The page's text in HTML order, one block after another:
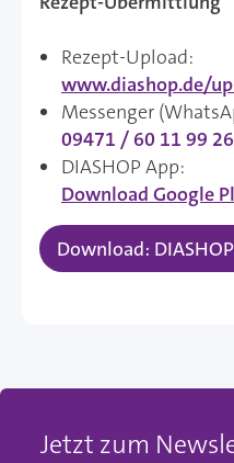
Rezept-Upload:
www.diashop.de/
Messenger
09471 / 60 11 99 26
DIASHOP App:
Download Google
Download:
Jetzt zum